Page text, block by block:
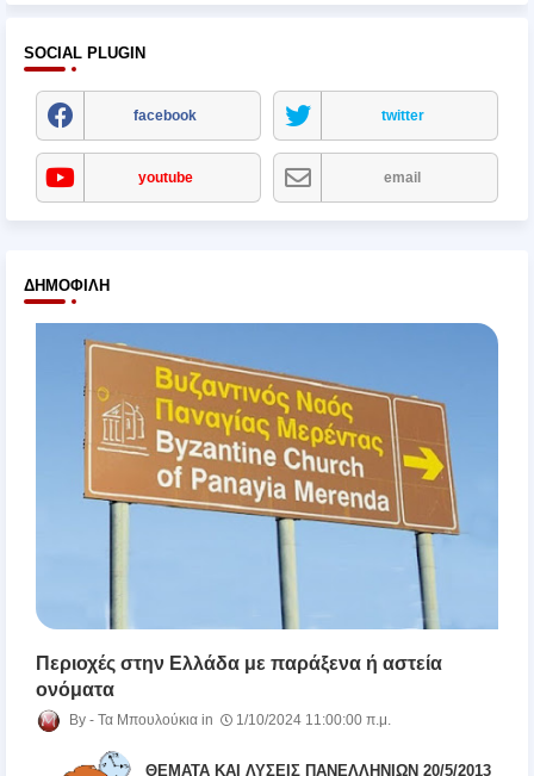
SOCIAL PLUGIN
facebook twitter
youtube email
ΔΗΜΟΦΙΛΉ
Περιοχές στην Ελλάδα με παράξενα ή αστεία
ονόματα
Τα Μπουλούκια 1/10/2024 11:00:00 π.μ.
ΘΕΜΑΤΑ ΚΑΙ ΛΥΣΕΙΣ ΠΑΝΕΛΛΗΝΙΩΝ 20/5/2013